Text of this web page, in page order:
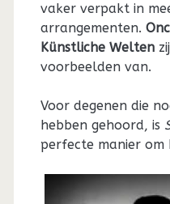
vaker verpakt in
arrangementen.
Künstliche Welten
voorbeelden van.
Voor degenen die
hebben gehoord, is
perfecte manier om